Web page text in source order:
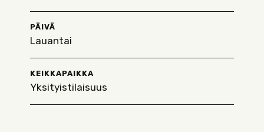
PÄIVÄ
Lauantai
KEIKKAPAIKKA
Yksityistilaisuus